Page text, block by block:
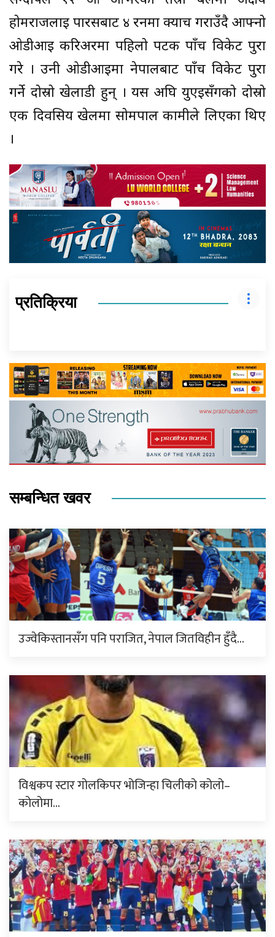
होमराजलाई पारसबाट ४ रनमा क्याच गराउँदै आफ्नो
ओडीआई करिअरमा पहिलो पटक पाँच विकेट पुरा
गरे । उनी ओडीआईमा नेपालबाट पाँच विकेट पुरा
गर्ने दोस्रो खेलाडी हुन् । यस अघि युएईसँगको दोस्रो
एक दिवसिय खेलमा सोमपाल कामीले लिएका थिए
।
प्रतिक्रिया
सम्बन्धित खवर
उज्वेकिस्तानसँग पनि पराजित, नेपाल जितविहीन हुँदै…
विश्वकप स्टार गोलकिपर भोजिन्हा चिलीको कोलो–
कोलोमा…